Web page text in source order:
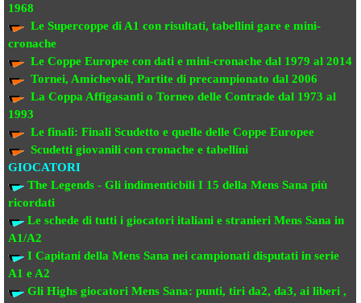
1968
Le Supercoppe di A1 con risultati, tabellini gare e mini-
cronache
Le Coppe Europee con dati e mini-cronache dal 1979 al 2014
Tornei, Amichevoli, Partite di precampionato dal 2006
La Coppa Affigasanti o Torneo delle Contrade dal 1973 al
1993
Le finali: Finali Scudetto e quelle delle Coppe Europee
Scudetti giovanili con cronache e tabellini
GIOCATORI
The Legends - Gli indimenticbili I 15 della Mens Sana più
ricordati
Le schede di tutti i giocatori italiani e stranieri Mens Sana in
A1/A2
I Capitani della Mens Sana nei campionati disputati in serie
A1 e A2
Gli Highs giocatori Mens Sana: punti, tiri da2, da3, ai liberi ,